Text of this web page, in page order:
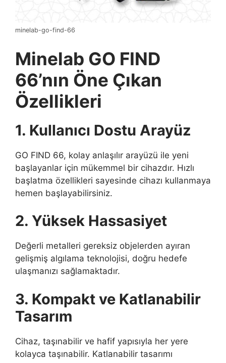
minelab-go-find-66
Minelab GO FIND
66’nın Öne Çıkan
Özellikleri
1. Kullanıcı Dostu Arayüz
GO FIND 66, kolay anlaşılır arayüzü ile yeni
başlayanlar için mükemmel bir cihazdır. Hızlı
başlatma özellikleri sayesinde cihazı kullanmaya
hemen başlayabilirsiniz.
2. Yüksek Hassasiyet
Değerli metalleri gereksiz objelerden ayıran
gelişmiş algılama teknolojisi, doğru hedefe
ulaşmanızı sağlamaktadır.
3. Kompakt ve Katlanabilir
Tasarım
Cihaz, taşınabilir ve hafif yapısıyla her yere
kolayca taşınabilir. Katlanabilir tasarımı